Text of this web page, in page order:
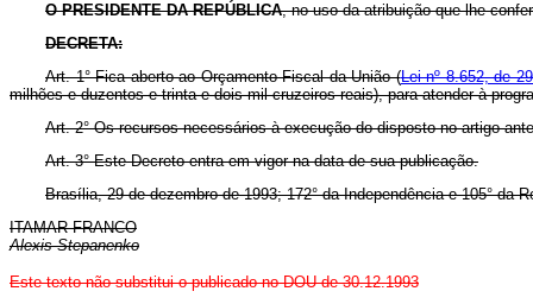
O PRESIDENTE DA REPÚBLICA, no uso da atribuição que lhe
DECRETA:
Art. 1° Fica aberto ao Orçamento Fiscal da União (Lei nº 8.652, de
milhões e duzentos e trinta e dois mil cruzeiros reais), para atender à
Art. 2° Os recursos necessários à execução do disposto no artigo
Art. 3° Este Decreto entra em vigor na data de sua publicação.
Brasília, 29 de dezembro de 1993; 172° da Independência e 105° da
ITAMAR FRANCO
Alexis Stepanenko
Este texto não substitui o publicado no DOU de 30.12.1993